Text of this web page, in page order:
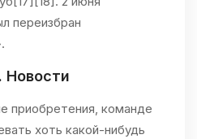
переизбран
приобретения, команде
хоть какой-нибудь